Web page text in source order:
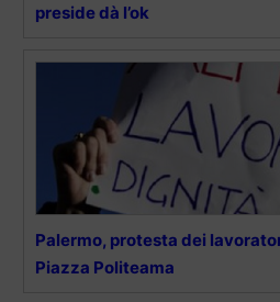
preside dà l’ok
Palermo, protesta dei
Piazza Politeama